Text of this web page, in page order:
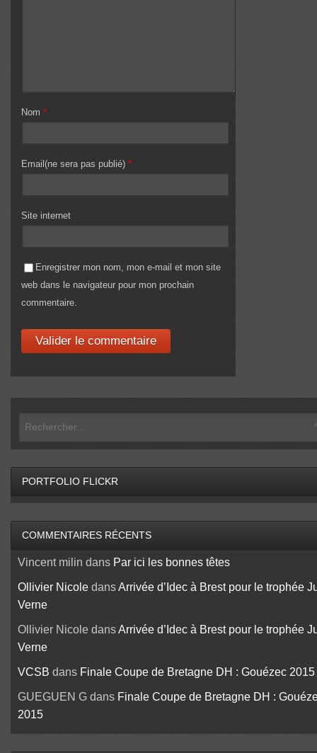
Nom *
Email(ne sera pas publié) *
Site internet
Enregistrer mon nom, mon e-mail et mon site
web dans le navigateur pour mon prochain
commentaire.
PORTFOLIO FLICKR
COMMENTAIRES RÉCENTS
Vincent milin dans Par ici les bonnes têtes
Ollivier NicoledansArrivée d’Idec à Brest pour le trophée
Verne
Ollivier NicoledansArrivée d’Idec à Brest pour le trophée
Verne
VCSB dans Finale Coupe de Bretagne DH : Gouézec 2015
GUEGUEN Gdans Finale Coupe de Bretagne DH :
2015